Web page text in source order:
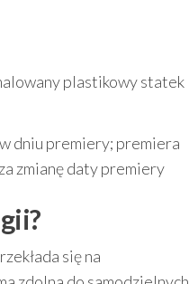
plastikowy statek
dniu premiery; premiera
zmianę daty premiery
się na